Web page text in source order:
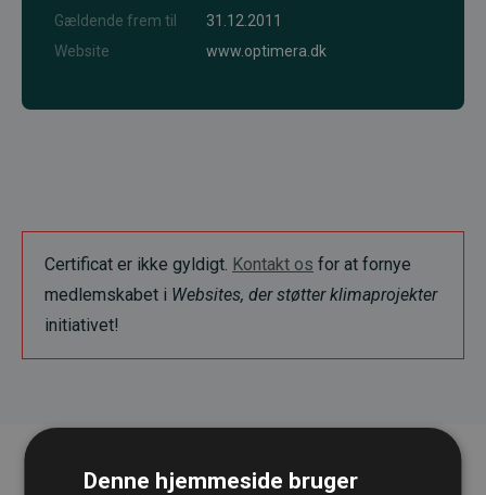
Gældende frem til
31.12.2011
Website
www.optimera.dk
Certificat er ikke gyldigt. Kontakt os for at fornye
medlemskabet i Websites, der støtter klimaprojekter
initiativet!
Denne hjemmeside bruger